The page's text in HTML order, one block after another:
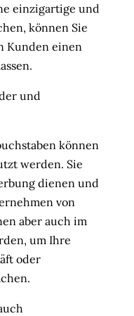
einzigartige und
können Sie
Kunden einen
und
können
werden. Sie
dienen und
von
aber auch im
um Ihre
oder